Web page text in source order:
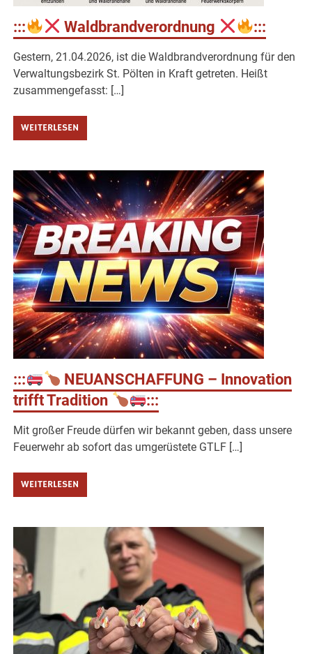
::: Waldbrandverordnung :::
Gestern, 21.04.2026, ist die Waldbrandverordnung für den
Verwaltungsbezirk St. Pölten in Kraft getreten. Heißt
zusammengefasst: […]
WEITERLESEN
:::
NEUANSCHAFFUNG – Innovation
trifft Tradition
:::
Mit großer Freude dürfen wir bekannt geben, dass unsere
Feuerwehr ab sofort das umgerüstete GTLF […]
WEITERLESEN